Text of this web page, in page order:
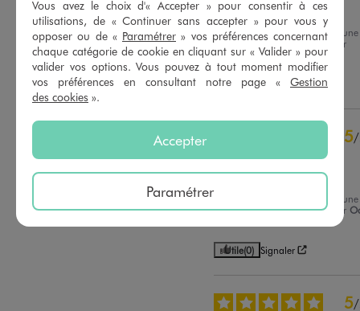
1étoile 0
Trier les avis
Agréable a porter et fin
Avis du04/08/2026 , suite à une
expérience du22/07/2026
par
Sophie B.
Utile(0) Signaler
5/
Avis vérifié et récompensé
Ma fille est ravie
, suite à une
expérience du13/07/2026 par
Utile(0) Signaler
5/
Vous avez le choix d'« Accepter » pour consentir à ces
utilisations, de « Continuer sans accepter » pour vous y
opposer ou de « Paramétrer » vos préférences concernant
chaque catégorie de cookie en cliquant sur « Valider » pour
valider vos options. Vous pouvez à tout moment modifier
vos préférences en consultant notre page « Gestion
des cookies ».
Accepter
Paramétrer